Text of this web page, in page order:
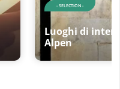
- SELECTION -
Luoghi di
Alpen